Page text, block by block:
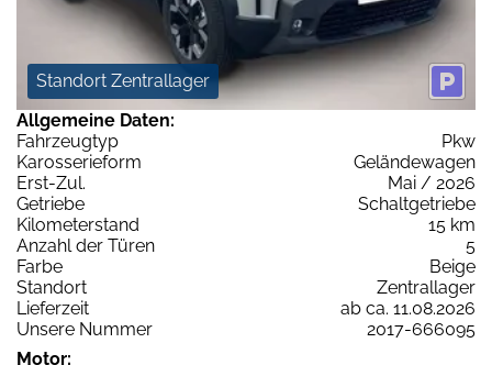
Standort Zentrallager
Allgemeine Daten:
Fahrzeugtyp
Pkw
Karosserieform
Geländewagen
Erst-Zul.
Mai / 2026
Getriebe
Schaltgetriebe
Kilometerstand
15 km
Anzahl der Türen
5
Farbe
Beige
Standort
Zentrallager
Lieferzeit
ab ca. 11.08.2026
Unsere Nummer
2017-666095
Motor: